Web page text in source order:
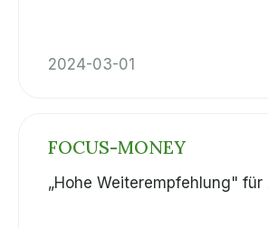
2024-03-01
FOCUS-MONEY
„Hohe Weiterempfehlung" für